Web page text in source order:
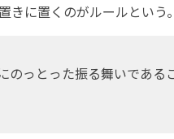
きに置くのがルールという。
っとった振る舞いである